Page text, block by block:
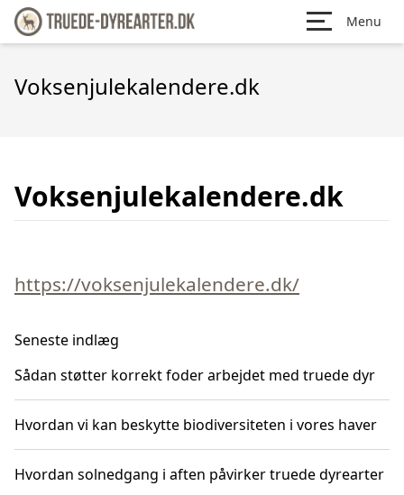
Menu
Voksenjulekalendere.dk
Voksenjulekalendere.dk
https://voksenjulekalendere.dk/
Seneste indlæg
Sådan støtter korrekt foder arbejdet med truede dyr
Hvordan vi kan beskytte biodiversiteten i vores haver
Hvordan solnedgang i aften påvirker truede dyrearter